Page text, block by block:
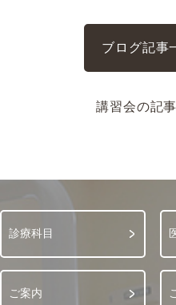
ブログ記事
講習会の記
診療科目
ご案内